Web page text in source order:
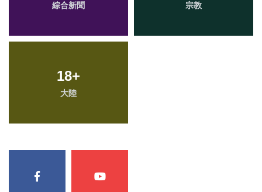
綜合新聞 宗教
18+
大陸